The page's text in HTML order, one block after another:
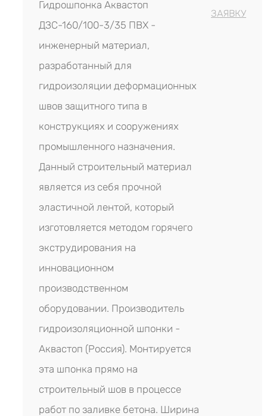
Гидрошпонка Аквастоп
ДЗС-160/100-3/35 ПВХ -
инженерный материал,
разработанный для
гидроизоляции деформационных
швов защитного типа в
конструкциях и сооружениях
промышленного назначения.
Данный строительный материал
является из себя прочной
эластичной лентой, который
изготовляется методом горячего
экструдирования на
инновационном
производственном
оборудовании. Производитель
гидроизоляционной шпонки -
Аквастоп (Россия). Монтируется
эта шпонка прямо на
строительный шов в процессе
работ по заливке бетона. Ширина
ЗАЯВКУ